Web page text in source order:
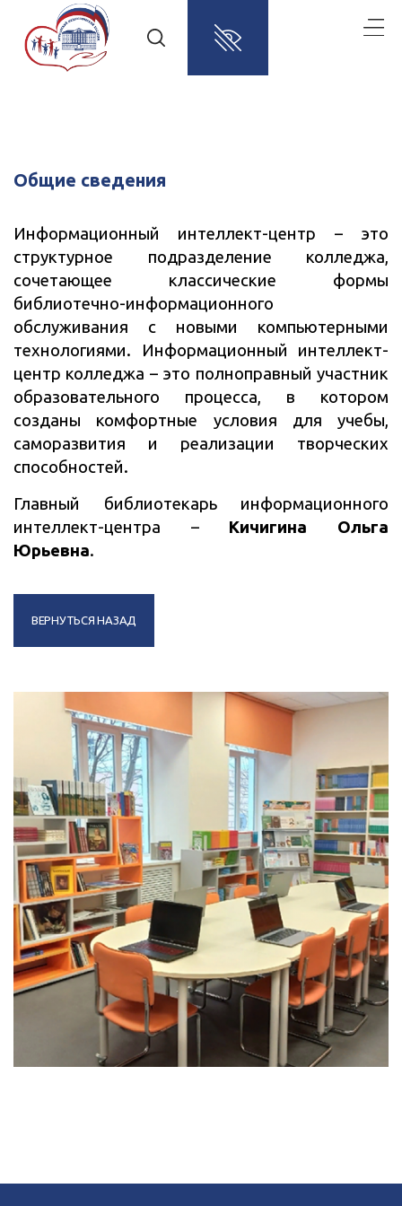
Общие сведения
Информационный интеллект-центр – это
структурное подразделение колледжа,
сочетающее классические формы
библиотечно-информационного
обслуживания с новыми компьютерными
технологиями. Информационный интеллект-
центр колледжа – это полноправный участник
образовательного процесса, в котором
созданы комфортные условия для учебы,
саморазвития и реализации творческих
способностей.
Главный библиотекарь информационного
интеллект-центра – Кичигина Ольга
Юрьевна.
ВЕРНУТЬСЯ НАЗАД